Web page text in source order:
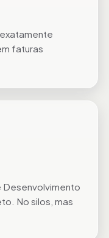
faturas
Desenvolvimento
No silos, mas